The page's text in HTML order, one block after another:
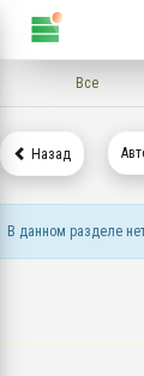
Все
Назад
В данном разделе